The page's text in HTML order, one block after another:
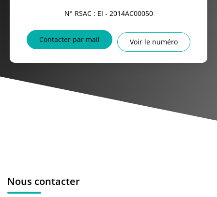
N° RSAC : EI - 2014AC00050
Contacter par mail Voir le numéro
Nous contacter